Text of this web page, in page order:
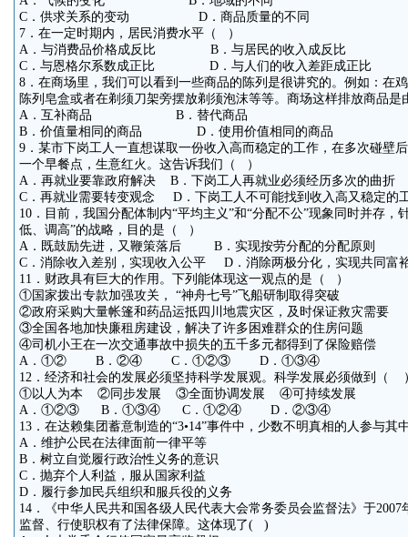
C．供求关系的变动 D．商品质量的不同
7．在一定时期内，居民消费水平（ ）
A．与消费品价格成反比 B．与居民的收入成反比
C．与恩格尔系数成正比 D．与人们的收入差距成正比
8．在商场里，我们可以看到一些商品的陈列是很讲究的。例如：在
陈列皂盒或者在剃须刀架旁摆放剃须泡沫等等。商场这样排放商品
A．互补商品 B．替代商品
B．价值量相同的商品 D．使用价值相同的商品
9．某市下岗工人一直想谋取一份收入高而稳定的工作，在多次碰壁
一个早餐点，生意红火。这告诉我们（ ）
A．再就业要靠政府解决 B．下岗工人再就业必须经历多次的曲折
C．再就业需要转变观念 D．下岗工人不可能找到收入高又稳定的
10．目前，我国分配体制内“平均主义”和“分配不公”现象同时并存，
低、调高”的战略，目的是（ ）
A．既鼓励先进，又鞭策落后 B．实现按劳分配的分配原则
C．消除收入差别，实现收入公平 D．消除两极分化，实现共同富
11．财政具有巨大的作用。下列能体现这一观点的是（ ）
①国家拨出专款加强攻关， “神舟七号”飞船研制取得突破
②政府采购大量帐篷和药品运抵四川地震灾区，及时保证救灾需要
③全国各地加快廉租房建设，解决了许多困难群众的住房问题
④司机小王在一次交通事故中损失的五千多元都得到了保险赔偿
A．①② B．②④ C．①②③ D．①③④
12．经济和社会的发展必须坚持科学发展观。科学发展必须做到（
①以人为本 ②同步发展 ③全面协调发展 ④可持续发展
A．①②③ B．①③④ C．①②④ D．②③④
13．在达赖集团蓄意制造的“3•14”事件中，少数不明真相的人参与
A．维护公民在法律面前一律平等
B．树立自觉履行政治性义务的意识
C．抛弃个人利益，服从国家利益
D．履行参加民兵组织和服兵役的义务
14．《中华人民共和国各级人民代表大会常务委员会监督法》于
监督、行使职权有了法律保障。这体现了( )